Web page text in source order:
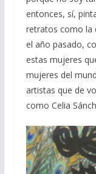
entonces, sí,
retratos como la
el año pasado,
estas mujeres
mujeres del
artistas que de
como Celia